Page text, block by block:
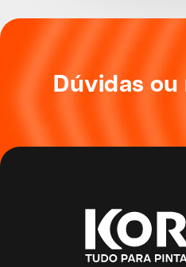
Dúvidas